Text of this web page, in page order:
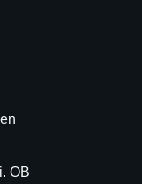
OB